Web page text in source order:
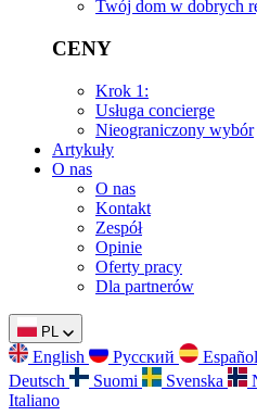
Twój dom w dobrych
CENY
Krok 1:
Usługa concierge
Nieograniczony wybór
Artykuły
O nas
O nas
Kontakt
Zespół
Opinie
Oferty pracy
Dla partnerów
PL
English Русский Español
Deutsch
Suomi Svenska
Italiano